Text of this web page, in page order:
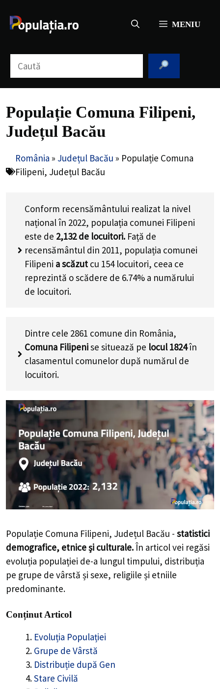
conținut
MENIU
Populație Comuna Filipeni,
Județul Bacău
România » Județul Bacău » Populație Comuna
Filipeni, Județul Bacău
Conform recensământului realizat la nivel
național în 2022, populația comunei Filipeni
este de 2,132de locuitori. Față de
recensământul din 2011, populația comunei
Filipeni a scăzut cu 154locuitori, ceea ce
reprezintă o scădere de 6.74% a numărului
de locuitori.
Dintre cele 2861 comune din România,
Comuna Filipenise situează pe locul 1824în
clasamentul comunelor după numărul de
locuitori.
Populație Comuna Filipeni, Județul Bacău - statistici
demografice, etnice și culturale.În articol vei regăsi
evoluția populației de-a lungul timpului, distribuția
pe grupe de vârstă și sexe, religiile și etniile
predominante.
Conținut Articol
Evoluția Populației
Grupe de Vârstă
Distribuție după Gen
Stare Civilă